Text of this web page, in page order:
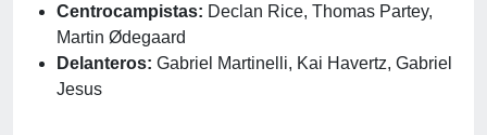
Centrocampistas: Declan Rice, Thomas Partey,
Martin Ødegaard
Delanteros: Gabriel Martinelli, Kai Havertz, Gabriel
Jesus